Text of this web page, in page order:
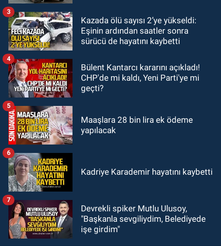
Zonguldak
13:39
görevinden ayrıldı.
Kazada ölü sayısı 2’ye yükseldi:
Eşinin ardından saatler sonra
sürücü de hayatını kaybetti
3
Bülent Kantarcı kararını açıkladı!
CHP'de mi kaldı, Yeni Parti'ye mi
geçti?
4
Maaşlara 28 bin lira ek ödeme
yapılacak
5
Kadriye Karademir hayatını kaybetti
6
Devrekli spiker Mutlu Ulusoy,
"Başkanla sevgiliydim, Belediyede
işe girdim"
7